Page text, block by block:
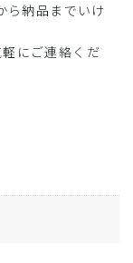
ら納品までいけ
にご連絡くだ